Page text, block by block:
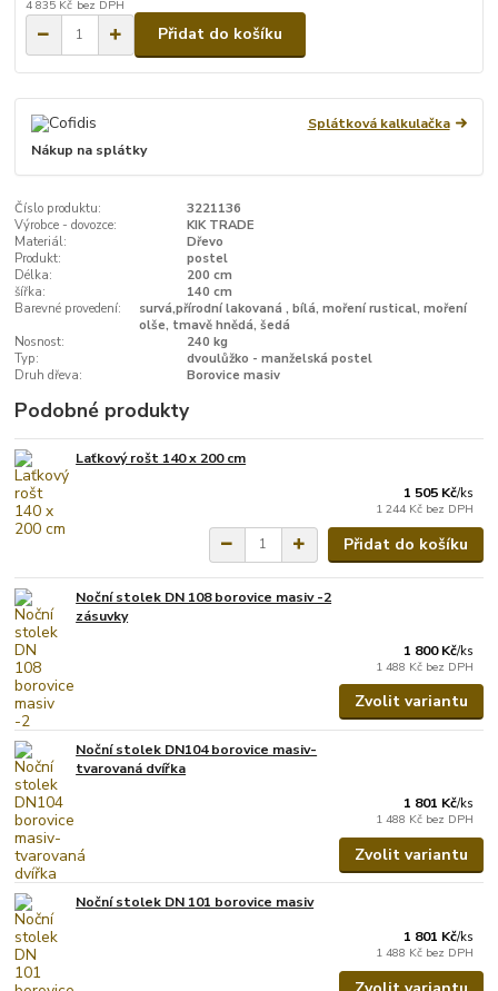
4 835 Kč bez DPH
Přidat do košíku
Splátková kalkulačka
Nákup na splátky
Číslo produktu:
3221136
Výrobce - dovozce:
KIK TRADE
Materiál:
Dřevo
Produkt:
postel
Délka:
200 cm
šířka:
140 cm
Barevné provedení:
survá,přírodní lakovaná , bílá, moření rustical, moření
olše, tmavě hnědá, šedá
Nosnost:
240 kg
Typ:
dvoulůžko - manželská postel
Druh dřeva:
Borovice masiv
Podobné produkty
Laťkový rošt 140 x 200 cm
1 505 Kč/ks
1 244 Kč bez DPH
Přidat do košíku
Noční stolek DN 108 borovice masiv -2
zásuvky
1 800 Kč/ks
1 488 Kč bez DPH
Zvolit variantu
Noční stolek DN104 borovice masiv-
tvarovaná dvířka
1 801 Kč/ks
1 488 Kč bez DPH
Zvolit variantu
Noční stolek DN 101 borovice masiv
1 801 Kč/ks
1 488 Kč bez DPH